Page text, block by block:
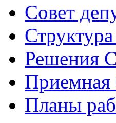
Совет
Решения
Приемная
Планы